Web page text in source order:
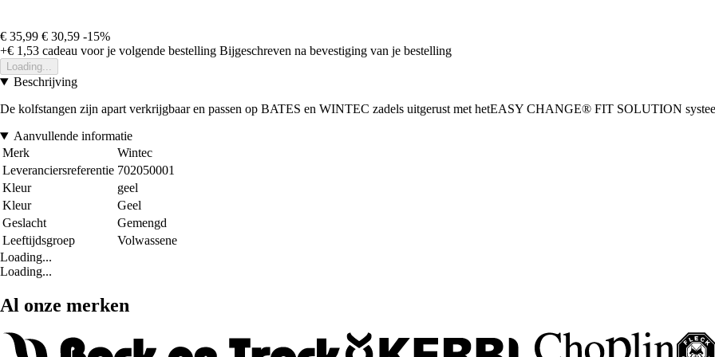
€ 35,99 € 30,59 -15%
+€ 1,53 cadeau voor je volgende bestelling Bijgeschreven na bevestiging van je bestelling
Loading...
Beschrijving
De kolfstangen zijn apart verkrijgbaar en passen op BATES en WINTEC zadels uitgerust met hetEASY CHANGE® FIT SOLUTION
Aanvullende informatie
Merk
Wintec
Leveranciersreferentie 702050001
Kleur
geel
Kleur
Geel
Geslacht
Gemengd
Leeftijdsgroep
Volwassene
Loading...
Loading...
Al onze merken